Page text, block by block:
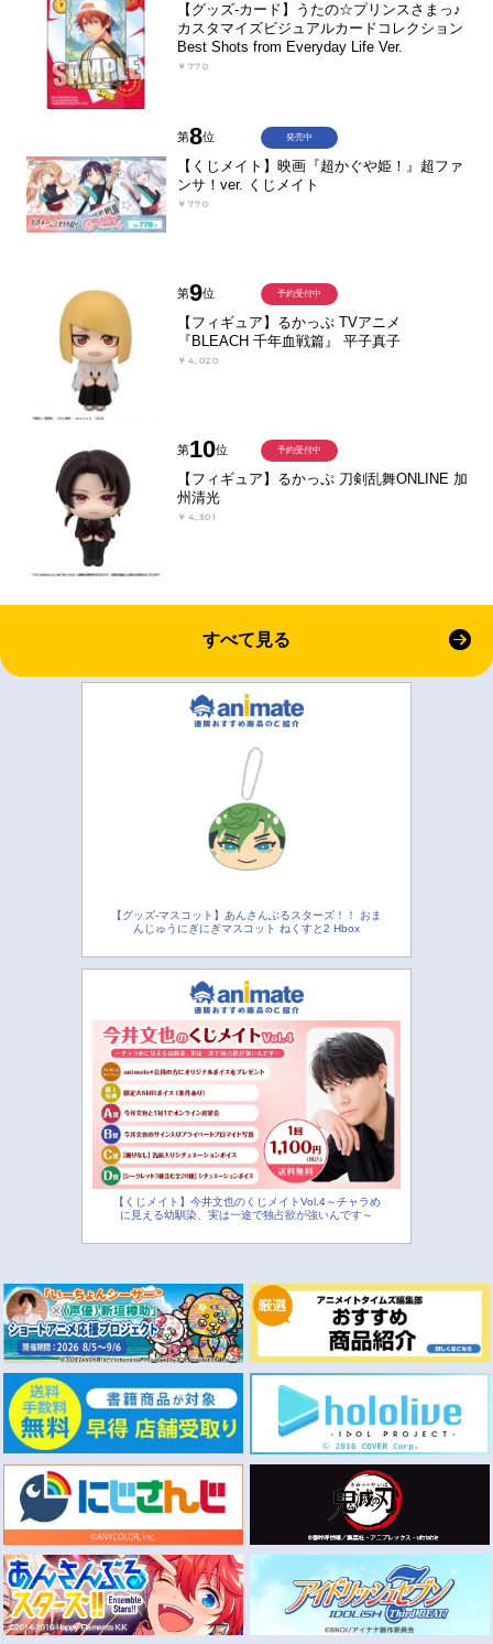
【グッズ-カード】うたの☆プリンスさまっ♪
カスタマイズビジュアルカードコレクション
Best Shots from Everyday Life Ver.
￥770
第8位
【くじメイト】映画『超かぐや姫！』超ファ
ンサ！ver. くじメイト
￥770
発売中
第9位
【フィギュア】るかっぷ TVアニメ
『BLEACH 千年血戦篇』 平子真子
￥4,020
予約受付中
第10位
【フィギュア】るかっぷ 刀剣乱舞ONLINE 加
州清光
￥4,301
予約受付中
すべて見る
【グッズ-マスコット】あんさんぶるスターズ！！ おま
んじゅうにぎにぎマスコット ねくすと2 Hbox
【くじメイト】今井文也のくじメイトVol.4～チャラめ
に見える幼馴染、実は一途で独占欲が強いんです～